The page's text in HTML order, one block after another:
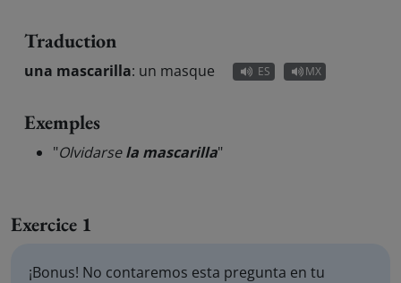
Traduction
una mascarilla: un masque ES MX
Exemples
"Olvidarsela mascarilla"
Exercice 1
¡Bonus! No contaremos esta pregunta en tu